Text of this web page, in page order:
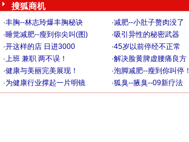
搜狐商机
·丰胸--林志玲爆丰胸秘诀 ·减肥--小肚子赘肉没了
·睡觉减肥--瘦到你尖叫(图) ·吸引异性的秘密武器
·开这样的店 日进3000 ·45岁以前停经不正常
·上班 兼职 两不误！ ·解决脸黄脾虚腰痛良方
·健康与美丽完美展现！ ·泡脚减肥--瘦到你叫停！
·为健康行业撑起一片明镜 ·狐臭--腋臭--09新疗法